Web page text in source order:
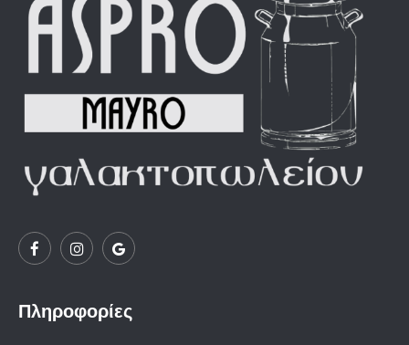
Πληροφορίες